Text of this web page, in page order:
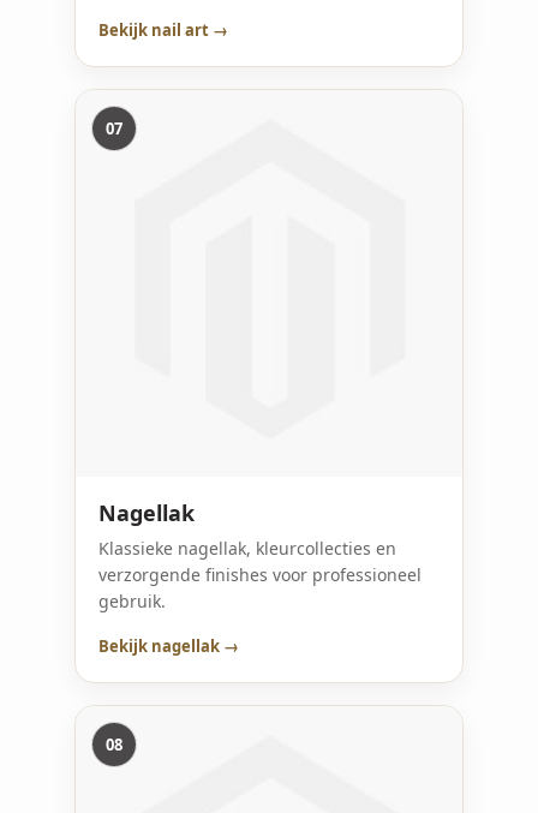
Bekijk nail art →
07
Nagellak
Klassieke nagellak, kleurcollecties en
verzorgende finishes voor professioneel
gebruik.
Bekijk nagellak →
08